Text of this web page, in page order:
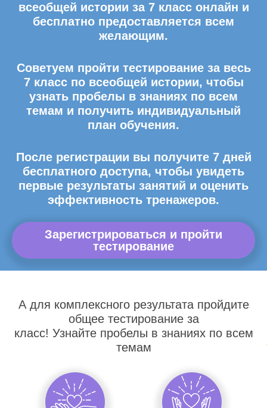
всеобщей истории за 7 класс онлайн и
бесплатно предоставляется всем
желающим.
Советуем пройти тестирование за весь
7 класс по всеобщей истории, чтобы
узнать пробелы в знаниях по всем
темам и получить индивидуальный
план обучения.
После регистрации вы получите 7 дней
бесплатного доступа, чтобы увидеть
первые результаты занятий и оценить
эффективность тренажеров.
Зарегистрироваться и пройти
тестирование
А для комплексного результата пройдите
общее тестирование за
класс! Узнайте пробелы в знаниях по всем
темам